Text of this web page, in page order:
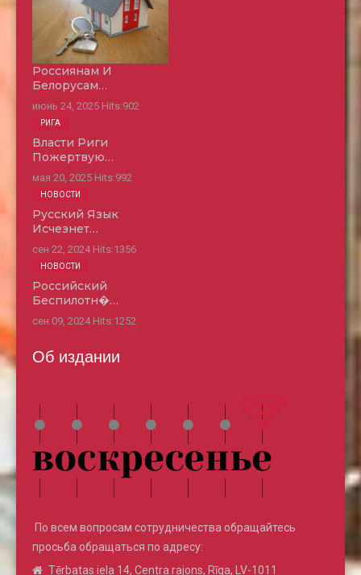
Россиянам И
Белорусам…
июнь 24, 2025 Hits:902
Власти Риги
Пожертвую…
мая 20, 2025 Hits:992
РИГА
Русский Язык
Исчезнет…
сен 22, 2024 Hits:1356
НОВОСТИ
Российский
Беспилотн�…
сен 09, 2024 Hits:1252
НОВОСТИ
Об издании
По всем вопросам сотрудничества обращайтесь
просьба обращаться по адресу:
Tērbatas iela 14, Centra rajons, Rīga, LV-1011